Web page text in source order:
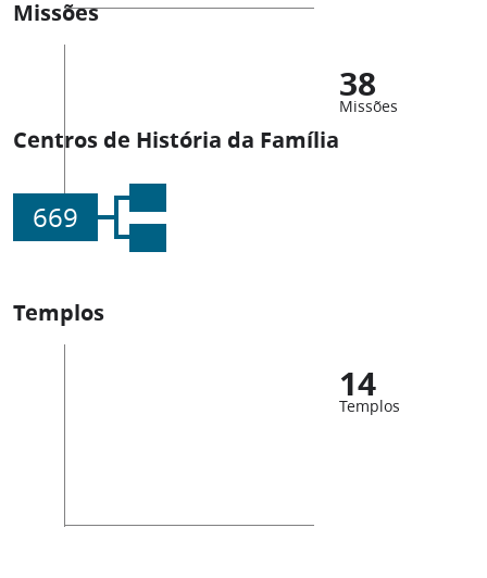
Missões
38
Missões
Centros de História da Família
669
Templos
14
Templos